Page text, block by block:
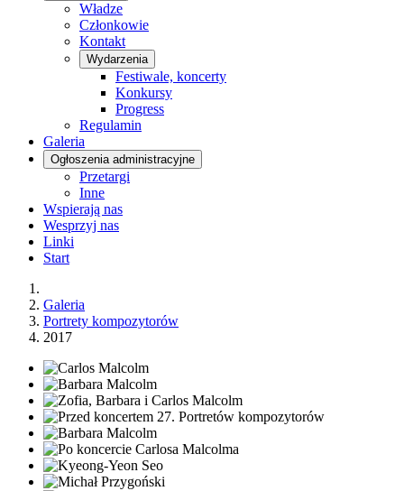
Władze
Członkowie
Kontakt
Wydarzenia
Festiwale, koncerty
Konkursy
Progress
Regulamin
Galeria
Ogłoszenia administracyjne
Przetargi
Inne
Wspierają nas
Wesprzyj nas
Linki
Start
Galeria
Portrety kompozytorów
2017